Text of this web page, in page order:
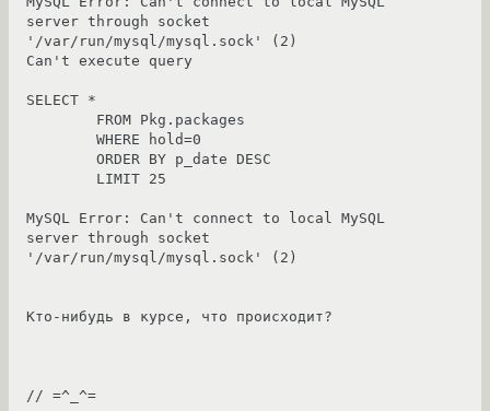
server through socket
'/var/run/mysql/mysql.sock' (2)
Can't execute query
SELECT *
MySQL Error: Can't connect to local MySQL
server through socket
'/var/run/mysql/mysql.sock' (2)
Кто-нибудь в курсе, что происходит?
// =^_^=